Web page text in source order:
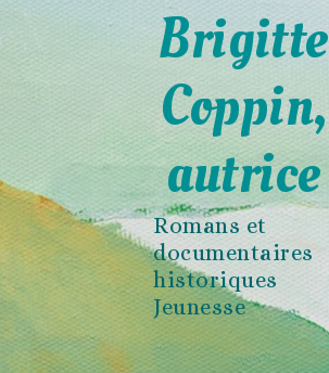
Brigitte
Coppin,
autrice
Romans et
documentaires
historiques
Jeunesse